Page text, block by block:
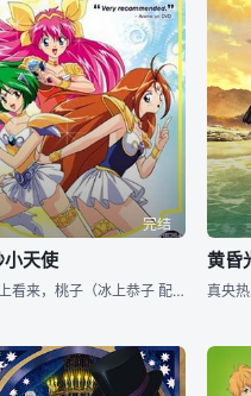
完结
小天使
表面上看来，桃子（冰上恭子 配音）、百合（野上尤加奈 配音）、雏菊（宫村优子 配音）和红花（今井由香 配音）是四个活泼可爱个性开朗的女孩，可是在背地里，她们还有这另一重身份——为了拯救天使界而战斗
黄昏